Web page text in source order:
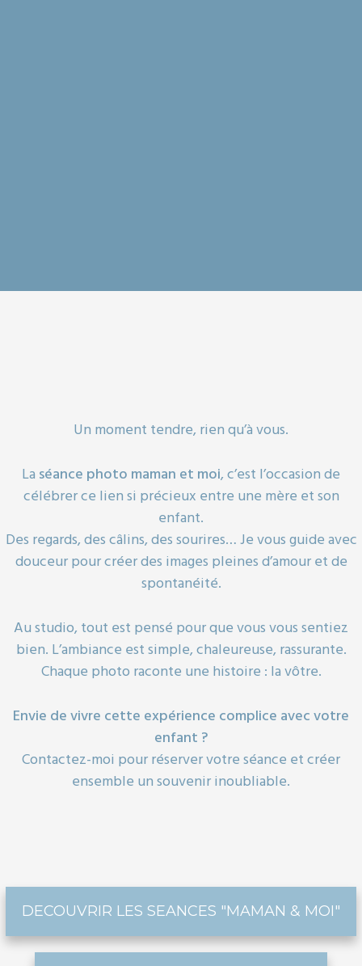
Un moment tendre, rien qu’à vous.
La séance photo maman et moi, c’est l’occasion de
célébrer ce lien si précieux entre une mère et son
enfant.
Des regards, des câlins, des sourires… Je vous guide avec
douceur pour créer des images pleines d’amour et de
spontanéité.
Au studio, tout est pensé pour que vous vous sentiez
bien. L’ambiance est simple, chaleureuse, rassurante.
Chaque photo raconte une histoire : la vôtre.
Envie de vivre cette expérience complice avec votre
enfant ?
Contactez-moi pour réserver votre séance et créer
ensemble un souvenir inoubliable.
DECOUVRIR LES SEANCES "MAMAN & MOI"